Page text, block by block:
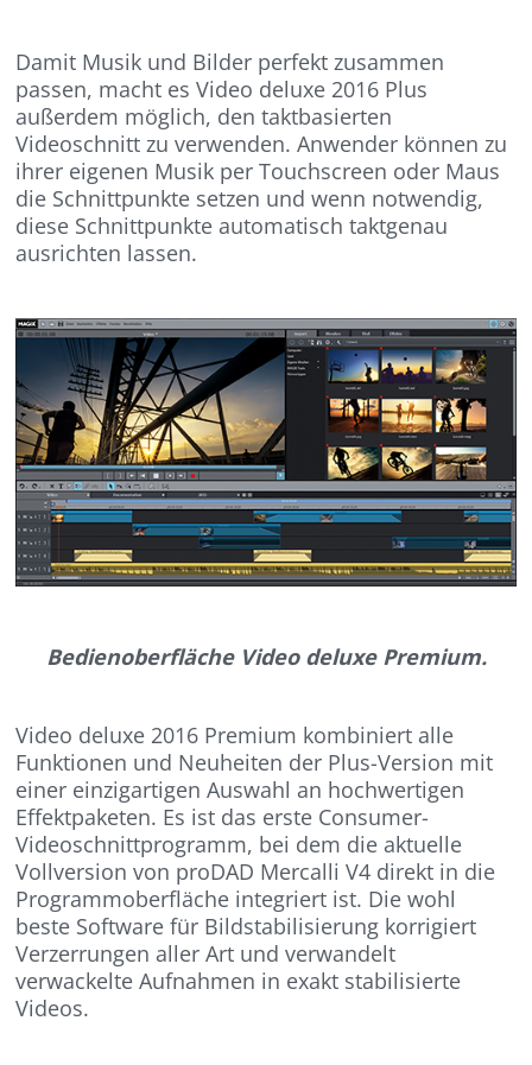
Damit Musik und Bilder perfekt zusammen
passen, macht es Video deluxe 2016 Plus
außerdem möglich, den taktbasierten
Videoschnitt zu verwenden. Anwender können zu
ihrer eigenen Musik per Touchscreen oder Maus
die Schnittpunkte setzen und wenn notwendig,
diese Schnittpunkte automatisch taktgenau
ausrichten lassen.
Bedienoberfläche Video deluxe Premium.
Video deluxe 2016 Premium kombiniert alle
Funktionen und Neuheiten der Plus-Version mit
einer einzigartigen Auswahl an hochwertigen
Effektpaketen. Es ist das erste Consumer-
Videoschnittprogramm, bei dem die aktuelle
Vollversion von proDAD Mercalli V4 direkt in die
Programmoberfläche integriert ist. Die wohl
beste Software für Bildstabilisierung korrigiert
Verzerrungen aller Art und verwandelt
verwackelte Aufnahmen in exakt stabilisierte
Videos.